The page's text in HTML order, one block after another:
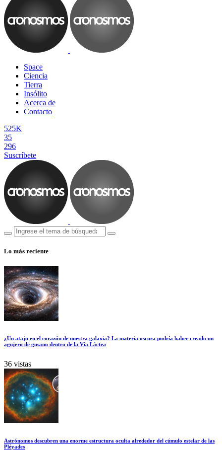
Space
Ciencia
Tierra
Insólito
Acerca de
Contacto
525K
35
296
Suscríbete
Lo más reciente
¿Un atajo en el corazón de nuestra galaxia? La materia oscura podría haber creado un
agujero de gusano dentro de la Vía Láctea
36 vistas
Astrónomos descubren una enorme estructura oculta alrededor del cúmulo estelar de las
Pléyades